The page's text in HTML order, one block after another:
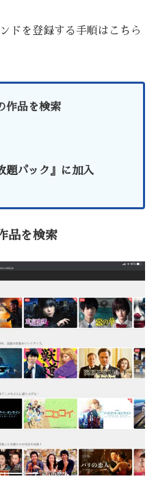
を登録する手順はこちら
作品を検索
題パック』に加入
品を検索